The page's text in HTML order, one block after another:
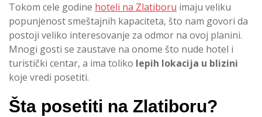
Tokom cele godine hoteli na Zlatiboru imaju veliku
popunjenost smeštajnih kapaciteta, što nam govori da
postoji veliko interesovanje za odmor na ovoj planini.
Mnogi gosti se zaustave na onome što nude hotel i
turistički centar, a ima toliko lepih lokacija u blizini
koje vredi posetiti.
Šta posetiti na Zlatiboru?